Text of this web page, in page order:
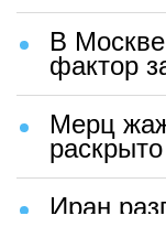
В
фактор
Мерц
Иран